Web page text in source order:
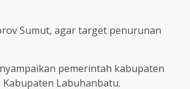
Sumut, agar target penurunan
pemerintah kabupaten
Labuhanbatu.